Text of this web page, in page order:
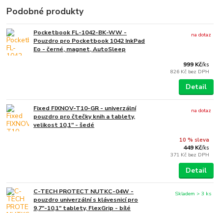
Podobné produkty
Pocketbook FL-1042-BK-WW -
Pouzdro pro Pocketbook 1042 InkPad
Eo - černé, magnet, AutoSleep
999 Kč/ks
826 Kč bez DPH
na dotaz
Detail
Fixed FIXNOV-T10-GR - univerzální
pouzdro pro čtečky knih a tablety,
velikost 10,1" - šedé
10 % sleva
449 Kč/ks
371 Kč bez DPH
na dotaz
Detail
C-TECH PROTECT NUTKC-04W -
pouzdro univerzální s klávesnicí pro
9,7"-10,1" tablety, FlexGrip - bílé
Skladem > 3 ks